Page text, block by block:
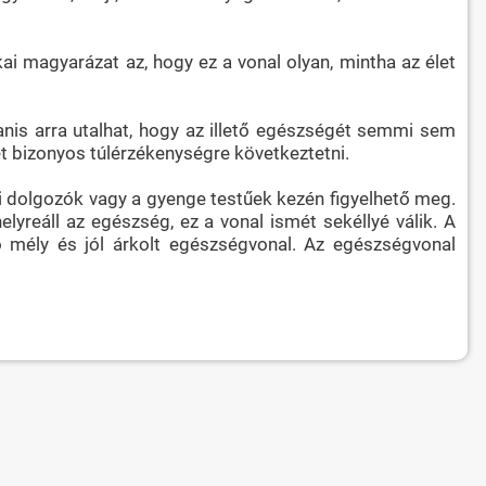
magyarázat az, hogy ez a vonal olyan, mintha az élet
arra utalhat, hogy az illető egészségét semmi sem
bizonyos túlérzékenységre következtetni.
vagy a gyenge testűek kezén figyelhető meg.
az egészség, ez a vonal ismét sekéllyé válik. A
és jól árkolt egészségvonal. Az egészségvonal